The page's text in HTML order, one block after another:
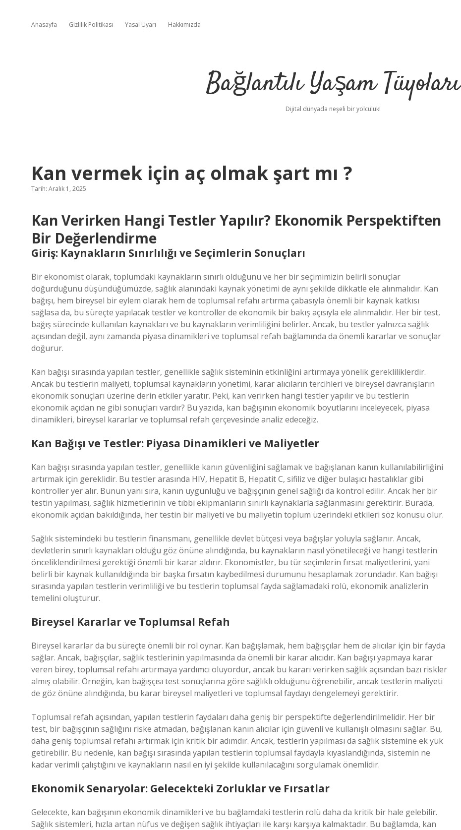
Anasayfa Gizlilik Politikası Yasal Uyarı Hakkımızda
Bağlantılı Yaşam Tüyoları
Dijital dünyada neşeli bir yolculuk!
Kan vermek için aç olmak şart mı ?
Tarih: Aralık 1, 2025
Kan Verirken Hangi Testler Yapılır? Ekonomik Perspektiften
Bir Değerlendirme
Giriş: Kaynakların Sınırlılığı ve Seçimlerin Sonuçları
Bir ekonomist olarak, toplumdaki kaynakların sınırlı olduğunu ve her bir seçimimizin belirli sonuçlar
doğurduğunu düşündüğümüzde, sağlık alanındaki kaynak yönetimi de aynı şekilde dikkatle ele alınmalıdır. Kan
bağışı, hem bireysel bir eylem olarak hem de toplumsal refahı artırma çabasıyla önemli bir kaynak katkısı
sağlasa da, bu süreçte yapılacak testler ve kontroller de ekonomik bir bakış açısıyla ele alınmalıdır. Her bir test,
bağış sürecinde kullanılan kaynakları ve bu kaynakların verimliliğini belirler. Ancak, bu testler yalnızca sağlık
açısından değil, aynı zamanda piyasa dinamikleri ve toplumsal refah bağlamında da önemli kararlar ve sonuçlar
doğurur.
Kan bağışı sırasında yapılan testler, genellikle sağlık sisteminin etkinliğini artırmaya yönelik gerekliliklerdir.
Ancak bu testlerin maliyeti, toplumsal kaynakların yönetimi, karar alıcıların tercihleri ve bireysel davranışların
ekonomik sonuçları üzerine derin etkiler yaratır. Peki, kan verirken hangi testler yapılır ve bu testlerin
ekonomik açıdan ne gibi sonuçları vardır? Bu yazıda, kan bağışının ekonomik boyutlarını inceleyecek, piyasa
dinamikleri, bireysel kararlar ve toplumsal refah çerçevesinde analiz edeceğiz.
Kan Bağışı ve Testler: Piyasa Dinamikleri ve Maliyetler
Kan bağışı sırasında yapılan testler, genellikle kanın güvenliğini sağlamak ve bağışlanan kanın kullanılabilirliğini
artırmak için gereklidir. Bu testler arasında HIV, Hepatit B, Hepatit C, sifiliz ve diğer bulaşıcı hastalıklar gibi
kontroller yer alır. Bunun yanı sıra, kanın uygunluğu ve bağışçının genel sağlığı da kontrol edilir. Ancak her bir
testin yapılması, sağlık hizmetlerinin ve tıbbi ekipmanların sınırlı kaynaklarla sağlanmasını gerektirir. Burada,
ekonomik açıdan bakıldığında, her testin bir maliyeti ve bu maliyetin toplum üzerindeki etkileri söz konusu olur.
Sağlık sistemindeki bu testlerin finansmanı, genellikle devlet bütçesi veya bağışlar yoluyla sağlanır. Ancak,
devletlerin sınırlı kaynakları olduğu göz önüne alındığında, bu kaynakların nasıl yönetileceği ve hangi testlerin
önceliklendirilmesi gerektiği önemli bir karar aldırır. Ekonomistler, bu tür seçimlerin fırsat maliyetlerini, yani
belirli bir kaynak kullanıldığında bir başka fırsatın kaybedilmesi durumunu hesaplamak zorundadır. Kan bağışı
sırasında yapılan testlerin verimliliği ve bu testlerin toplumsal fayda sağlamadaki rolü, ekonomik analizlerin
temelini oluşturur.
Bireysel Kararlar ve Toplumsal Refah
Bireysel kararlar da bu süreçte önemli bir rol oynar. Kan bağışlamak, hem bağışçılar hem de alıcılar için bir fayda
sağlar. Ancak, bağışçılar, sağlık testlerinin yapılmasında da önemli bir karar alıcıdır. Kan bağışı yapmaya karar
veren birey, toplumsal refahı artırmaya yardımcı oluyordur, ancak bu kararı verirken sağlık açısından bazı riskler
almış olabilir. Örneğin, kan bağışçısı test sonuçlarına göre sağlıklı olduğunu öğrenebilir, ancak testlerin maliyeti
de göz önüne alındığında, bu karar bireysel maliyetleri ve toplumsal faydayı dengelemeyi gerektirir.
Toplumsal refah açısından, yapılan testlerin faydaları daha geniş bir perspektifte değerlendirilmelidir. Her bir
test, bir bağışçının sağlığını riske atmadan, bağışlanan kanın alıcılar için güvenli ve kullanışlı olmasını sağlar. Bu,
daha geniş toplumsal refahı artırmak için kritik bir adımdır. Ancak, testlerin yapılması da sağlık sistemine ek yük
getirebilir. Bu nedenle, kan bağışı sırasında yapılan testlerin toplumsal faydayla kıyaslandığında, sistemin ne
kadar verimli çalıştığını ve kaynakların nasıl en iyi şekilde kullanılacağını sorgulamak önemlidir.
Ekonomik Senaryolar: Gelecekteki Zorluklar ve Fırsatlar
Gelecekte, kan bağışının ekonomik dinamikleri ve bu bağlamdaki testlerin rolü daha da kritik bir hale gelebilir.
Sağlık sistemleri, hızla artan nüfus ve değişen sağlık ihtiyaçları ile karşı karşıya kalmaktadır. Bu bağlamda, kan